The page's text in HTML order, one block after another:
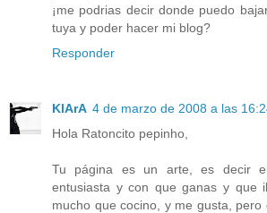
¡me podrias decir donde puedo
tuya y poder hacer mi blog?
Responder
KlArA 4 de marzo de 2008 a las
Hola Ratoncito pepinho,
Tu página es un arte, es decir
entusiasta y con que ganas y que
mucho que cocino, y me gusta,